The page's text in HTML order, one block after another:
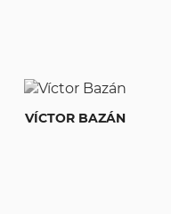
VÍCTOR BAZÁN